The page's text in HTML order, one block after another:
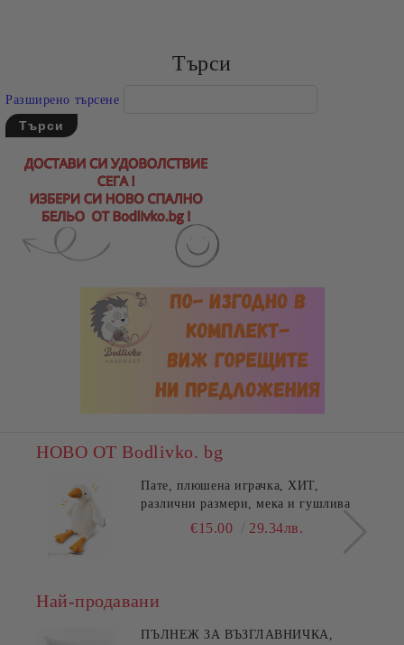
Търси
Разширено търсене
НОВО ОТ Bodlivko. bg
Пате, плюшена играчка, ХИТ,
различни размери, мека и гушлива
€15.00 29.34лв.
Най-продавани
ПЪЛНЕЖ ЗА ВЪЗГЛАВНИЧКА,